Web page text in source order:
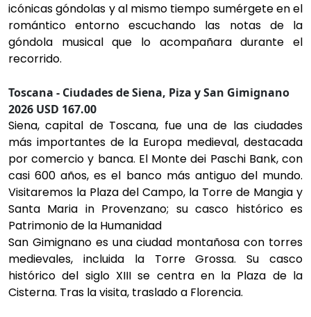
icónicas góndolas y al mismo tiempo sumérgete en el
romántico entorno escuchando las notas de la
góndola musical que lo acompañara durante el
recorrido.
Toscana - Ciudades de Siena, Piza y San Gimignano
2026 USD 167.00
Siena, capital de Toscana, fue una de las ciudades
más importantes de la Europa medieval, destacada
por comercio y banca. El Monte dei Paschi Bank, con
casi 600 años, es el banco más antiguo del mundo.
Visitaremos la Plaza del Campo, la Torre de Mangia y
Santa Maria in Provenzano; su casco histórico es
Patrimonio de la Humanidad
San Gimignano es una ciudad montañosa con torres
medievales, incluida la Torre Grossa. Su casco
histórico del siglo XIII se centra en la Plaza de la
Cisterna. Tras la visita, traslado a Florencia.